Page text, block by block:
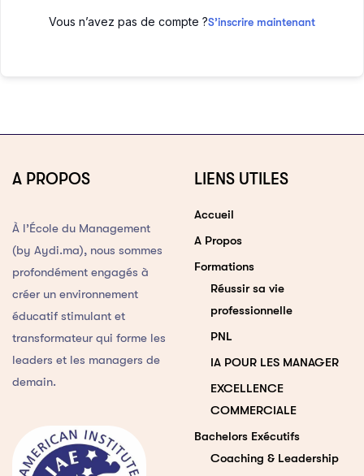
Vous n’avez pas de compte ?S’inscrire maintenant
A PROPOS
À l’École du Management
(by Aydi.ma), nous sommes
profondément engagés à
créer un environnement
éducatif stimulant et
transformateur qui forme les
leaders et les managers de
demain.
LIENS UTILES
Accueil
A Propos
Formations
Réussir sa vie
professionnelle
PNL
IA POUR LES MANAGER
EXCELLENCE
COMMERCIALE
Bachelors Exécutifs
Coaching & Leadership